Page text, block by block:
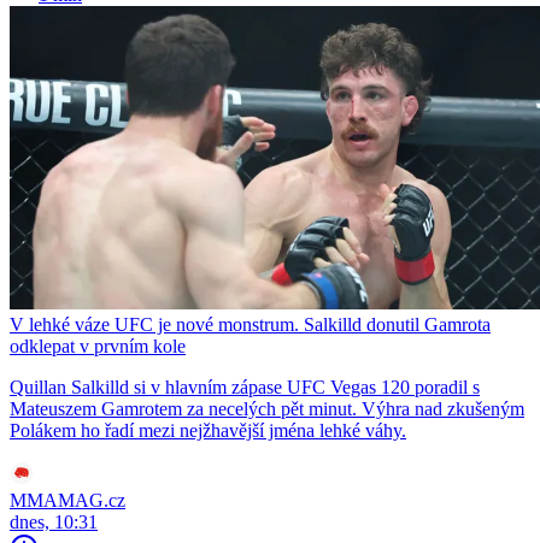
V lehké váze UFC je nové monstrum. Salkilld donutil Gamrota
odklepat v prvním kole
Quillan Salkilld si v hlavním zápase UFC Vegas 120 poradil s
Mateuszem Gamrotem za necelých pět minut. Výhra nad zkušeným
Polákem ho řadí mezi nejžhavější jména lehké váhy.
MMAMAG.cz
dnes, 10:31